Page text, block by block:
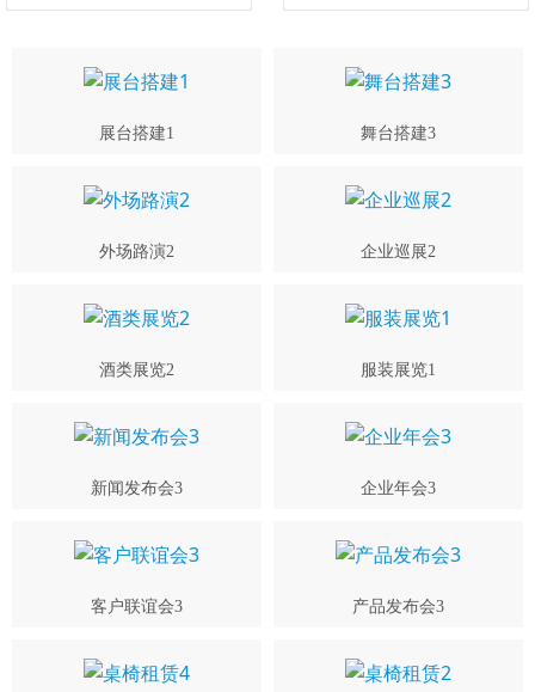
展台搭建1 舞台搭建3
外场路演2 企业巡展2
酒类展览2 服装展览1
新闻发布会3 企业年会3
客户联谊会3 产品发布会3